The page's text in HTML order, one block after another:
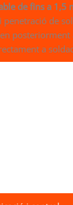
de fins a 1,5
de
posteriorment
a